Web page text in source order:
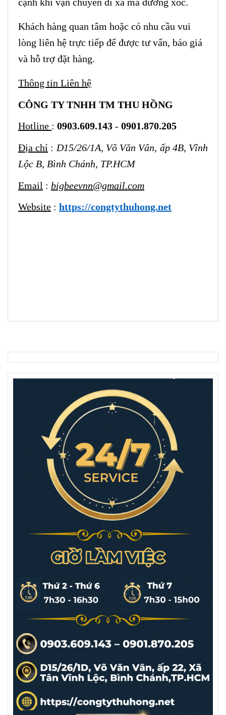
Khách hàng quan tâm hoặc có nhu cầu vui
lòng liên hệ trực tiếp để được tư vấn, báo giá
và hỗ trợ đặt hàng.
Thông tin Liên hệ
CÔNG TY TNHH TM THU HỒNG
Hotline : 0903.609.143 - 0901.870.205
Địa chỉ : D15/26/1A, Võ Văn Vân, ấp 4B, Vĩnh
Lộc B, Bình Chánh, TP.HCM
Email : bigbeevnn@gmail.com
Website : https://congtythuhong.net